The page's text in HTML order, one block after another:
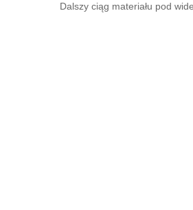
Dalszy ciąg materiału pod